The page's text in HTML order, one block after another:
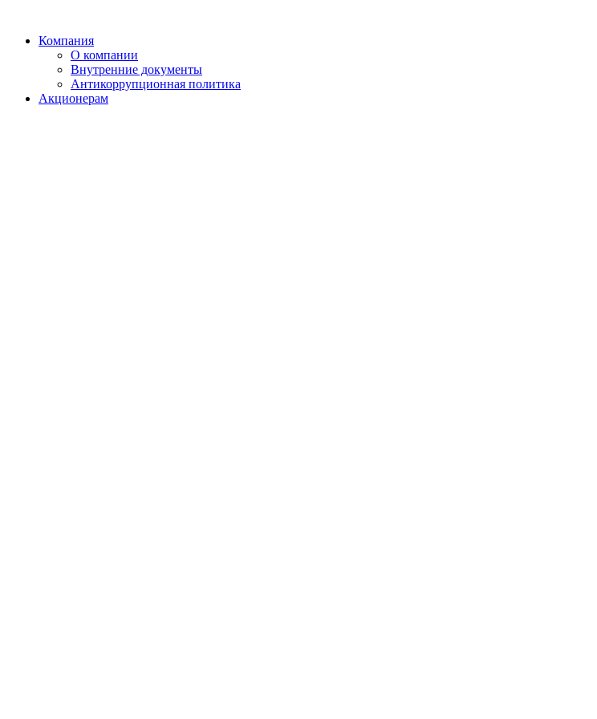
Компания
О компании
Внутренние документы
Антикоррупционная политика
Акционерам